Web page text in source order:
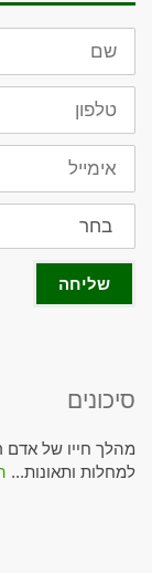
שם
טלפון
אימייל
מתעניין
בביטוח
שליחה
סיכונים
מהלך חייו של אדם
למחלות ותאונות...